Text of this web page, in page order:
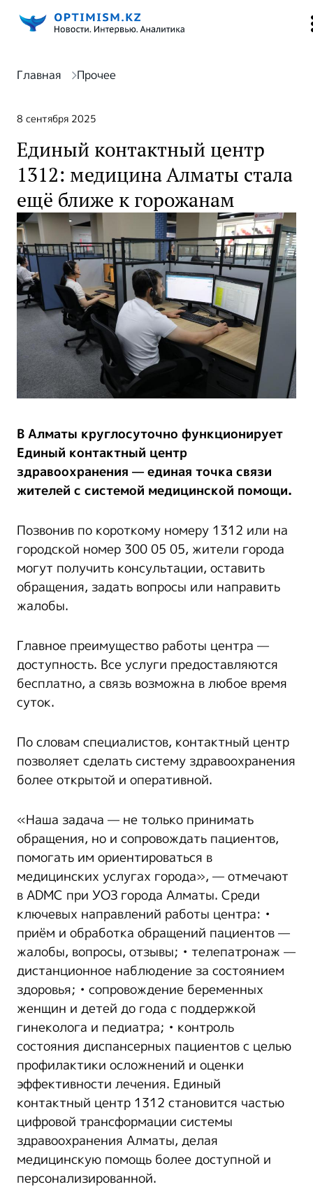
Главная Прочее
8 сентября 2025
Единый контактный центр
1312: медицина Алматы стала
ещё ближе к горожанам
В Алматы круглосуточно функционирует
Единый контактный центр
здравоохранения — единая точка связи
жителей с системой медицинской помощи.
Позвонив по короткому номеру 1312 или на
городской номер 300 05 05, жители города
могут получить консультации, оставить
обращения, задать вопросы или направить
жалобы.
Главное преимущество работы центра —
доступность. Все услуги предоставляются
бесплатно, а связь возможна в любое время
суток.
По словам специалистов, контактный центр
позволяет сделать систему здравоохранения
более открытой и оперативной.
«Наша задача — не только принимать
обращения, но и сопровождать пациентов,
помогать им ориентироваться в
медицинских услугах города», — отмечают
в ADMC при УОЗ города Алматы. Среди
ключевых направлений работы центра: •
приём и обработка обращений пациентов —
жалобы, вопросы, отзывы; • телепатронаж —
дистанционное наблюдение за состоянием
здоровья; • сопровождение беременных
женщин и детей до года с поддержкой
гинеколога и педиатра; • контроль
состояния диспансерных пациентов с целью
профилактики осложнений и оценки
эффективности лечения. Единый
контактный центр 1312 становится частью
цифровой трансформации системы
здравоохранения Алматы, делая
медицинскую помощь более доступной и
персонализированной.